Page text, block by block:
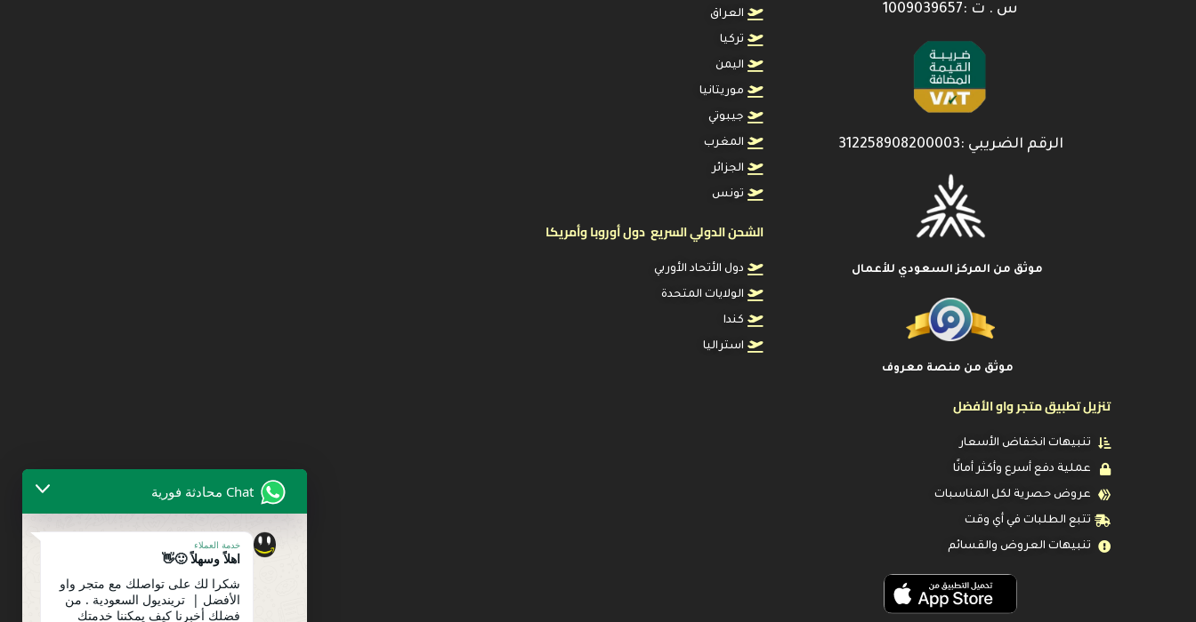
س . ت :1009039657
الرقم الضريبي :312258908200003
موثق من المركز السعودي للأعمال
موثق من منصة معروف
تنزيل تطبيق متجر واو الأفضل
تنبيهات انخفاض الأسعار
عملية دفع أسرع وأكثر أمانًا
عروض حصرية لكل المناسبات
تتبع الطلبات في أي وقت
تنبيهات العروض والقسائم
العراق
تركيا
اليمن
موريتانيا
جيبوتي
المغرب
الجزائر
تونس
الشحن الدولي السريع دول أوروبا وأمريكا
دول الأتحاد الأوربي
الولايات المتحدة
كندا
استراليا
Chat محادثة فورية
خدمة العملاء
اهلاً وسهلاً 🙂👋
شكرا لك على تواصلك مع متجر واو
الأفضل | ترينديول السعودية . من
فضلك أخبرنا كيف يمكننا خدمتك